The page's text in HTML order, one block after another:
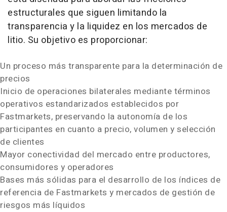
estructurales que siguen limitando la
transparencia y la liquidez en los mercados de
litio. Su objetivo es proporcionar:
Un proceso más transparente para la determinación de
precios
Inicio de operaciones bilaterales mediante términos
operativos estandarizados establecidos por
Fastmarkets, preservando la autonomía de los
participantes en cuanto a precio, volumen y selección
de clientes
Mayor conectividad del mercado entre productores,
consumidores y operadores
Bases más sólidas para el desarrollo de los índices de
referencia de Fastmarkets y mercados de gestión de
riesgos más líquidos